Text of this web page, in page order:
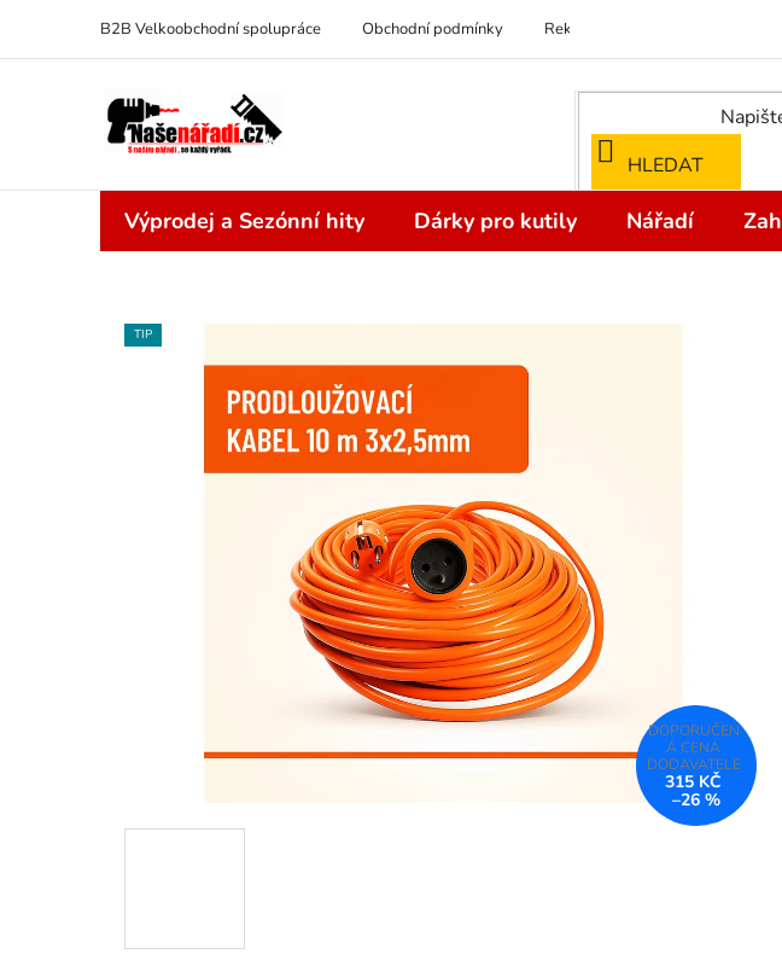
obsah
B2B Velkoobchodní spolupráce Obchodní podmínky Reklamace
HLEDAT
Výprodej a Sezónní hity Dárky pro kutily Nářadí
TIP
315 KČ
–26 %